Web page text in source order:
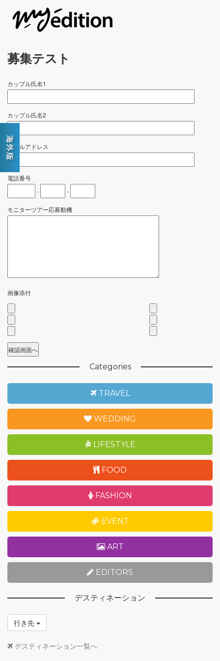
募集テスト
カップル氏名1
カップル氏名2
メールアドレス
電話番号
-
-
モニターツアー応募動機
画像添付
Categories
TRAVEL
WEDDING
LIFESTYLE
FOOD
FASHION
EVENT
ART
EDITORS
デスティネーション
行き先
デスティネーション一覧へ